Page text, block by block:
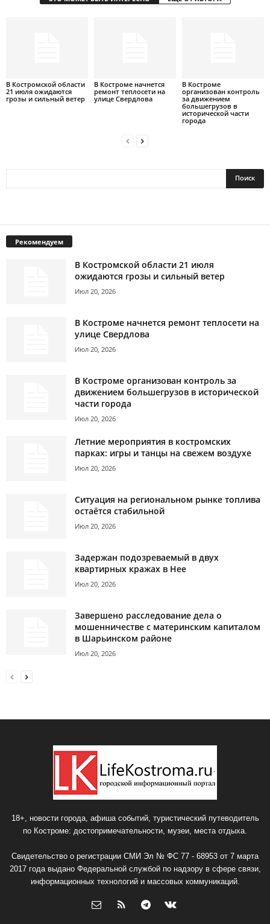
В Костромской области
21 июля ожидаются
грозы и сильный ветер
В Костроме начнется
ремонт теплосети на
улице Свердлова
В Костроме
организован контроль
за движением
большегрузов в
исторической части
города
Рекомендуем
В Костромской области 21 июля
ожидаются грозы и сильный ветер
Июл 20, 2026
В Костроме начнется ремонт теплосети на
улице Свердлова
Июл 20, 2026
В Костроме организован контроль за
движением большегрузов в исторической
части города
Июл 20, 2026
Летние мероприятия в костромских
парках: игры и танцы на свежем воздухе
Июл 20, 2026
Ситуация на региональном рынке топлива
остаётся стабильной
Июл 20, 2026
Задержан подозреваемый в двух
квартирных кражах в Нее
Июл 20, 2026
Завершено расследование дела о
мошенничестве с материнским капиталом
в Шарьинском районе
Июл 20, 2026
18+, новости города, афиша событий, туристический путеводитель
по Костроме: достопримечательности, музеи, места отдыха.
Свидетельство о регистрации СМИ Эл № ФС 77 - 68953 от 7 марта
2017 года выдано Федеральной службой по надзору в сфере связи,
информационных технологий и массовых коммуникаций.